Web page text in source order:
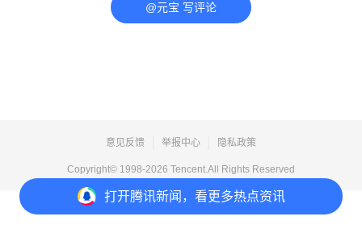
打开腾讯新闻，看更多热点资讯
@元宝 写评论
意见反馈 举报中心 隐私政策
Copyright© 1998-2026 Tencent.All Rights Reserved